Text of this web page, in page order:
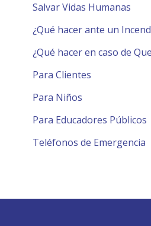
Salvar Vidas Humanas
¿Qué hacer ante un
¿Qué hacer en caso de
Para Clientes
Para Niños
Para Educadores Públicos
Teléfonos de Emergencia